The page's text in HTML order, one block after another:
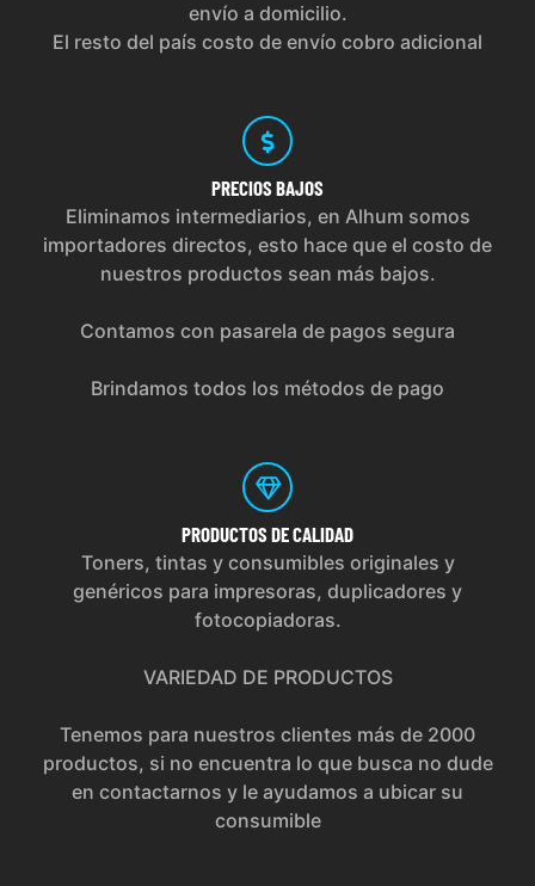
envío a domicilio.
El resto del país costo de envío cobro adicional
PRECIOS BAJOS
Eliminamos intermediarios, en Alhum somos
importadores directos, esto hace que el costo de
nuestros productos sean más bajos.
Contamos con pasarela de pagos segura
Brindamos todos los métodos de pago
PRODUCTOS DE CALIDAD
Toners, tintas y consumibles originales y
genéricos para impresoras, duplicadores y
fotocopiadoras.
VARIEDAD DE PRODUCTOS
Tenemos para nuestros clientes más de 2000
productos, si no encuentra lo que busca no dude
en contactarnos y le ayudamos a ubicar su
consumible